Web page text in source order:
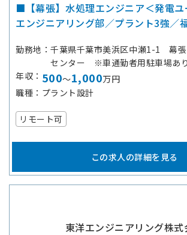
■【幕張】水処理エンジニア＜発電ユ
エンジニアリング部／プラント3強／
勤務地
千葉県千葉市美浜区中瀬1-1 幕
センター ※車通勤者用駐車場あり
年収
500～1,000万円
職種
プラント設計
リモート可
この求人の詳細を見る
東洋エンジニアリング株式